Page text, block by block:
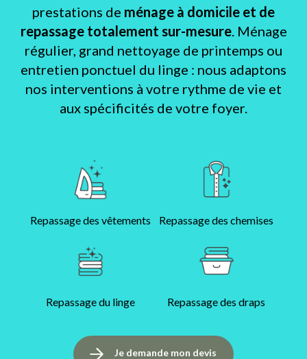
prestations de ménage à domicile et de
repassage totalement sur-mesure. Ménage
régulier, grand nettoyage de printemps ou
entretien ponctuel du linge : nous adaptons
nos interventions à votre rythme de vie et
aux spécificités de votre foyer.
Repassage des vêtements Repassage des chemises
Repassage du linge Repassage des draps
Je demande mon devis